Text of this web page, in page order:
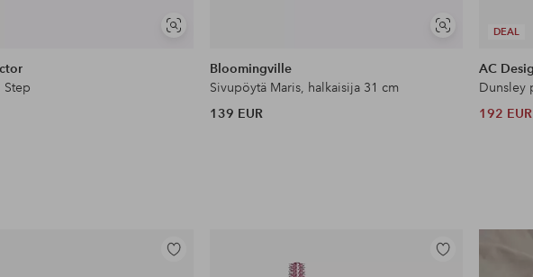
Näytä
Step
Näytä
Bloomingville
Sivupöytä Maris, halkaisija 31 cm
139 EUR
DEAL
AC
192 EUR
Lisää
Lisää